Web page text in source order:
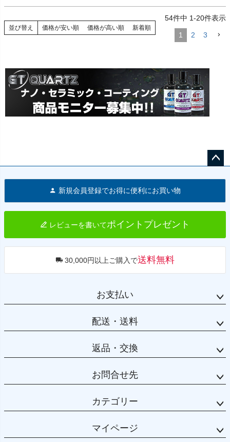
並び替え 価格が安い順 価格が高い順 新着順
54件中 1-20件表示
1 2 3
へ
新規会員登録でお得に便利にお買い物
レビューを書いてポイントプレゼント
30,000円以上ご購入で送料無料
お支払い
配送・送料
返品・交換
お問合せ先
カテゴリー
マイページ